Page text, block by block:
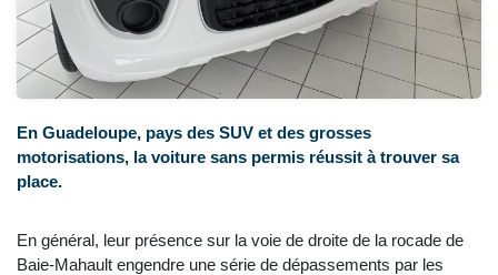
En Guadeloupe, pays des SUV et des grosses
motorisations, la voiture sans permis réussit à trouver sa
place.
En général, leur présence sur la voie de droite de la rocade de
Baie-Mahault engendre une série de dépassements par les